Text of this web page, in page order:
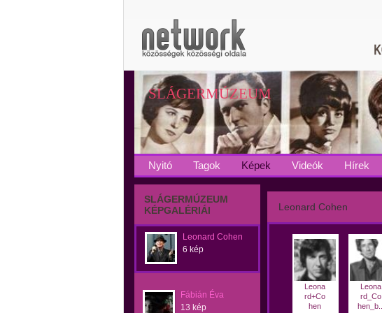
SLÁGERMÚZEUM
Nyitó Tagok Képek Videók Hírek
SLÁGERMÚZEUM
KÉPGALÉRIÁI
Leonard Cohen
6 kép
Fábián Éva
13 kép
Leonard Cohen
Leona
rd+Co
hen
Leona
rd_Co
hen_b...